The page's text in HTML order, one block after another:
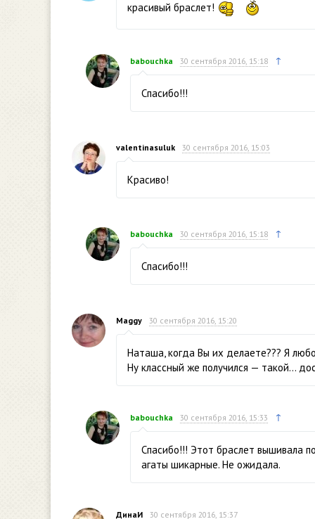
красивый браслет!
babouchka 30 сентября 2016, 15:18 ↑
Спасибо!!!
valentinasuluk 30 сентября 2016, 15:03
Красиво!
babouchka 30 сентября 2016, 15:18 ↑
Спасибо!!!
Maggy 30 сентября 2016, 15:20
Наташа, когда Вы их делаете??? Я
Ну классный же получился — такой…
babouchka 30 сентября 2016, 15:33 ↑
Спасибо!!! Этот браслет вышивала
агаты шикарные. Не ожидала.
ДинаИ 30 сентября 2016, 15:37